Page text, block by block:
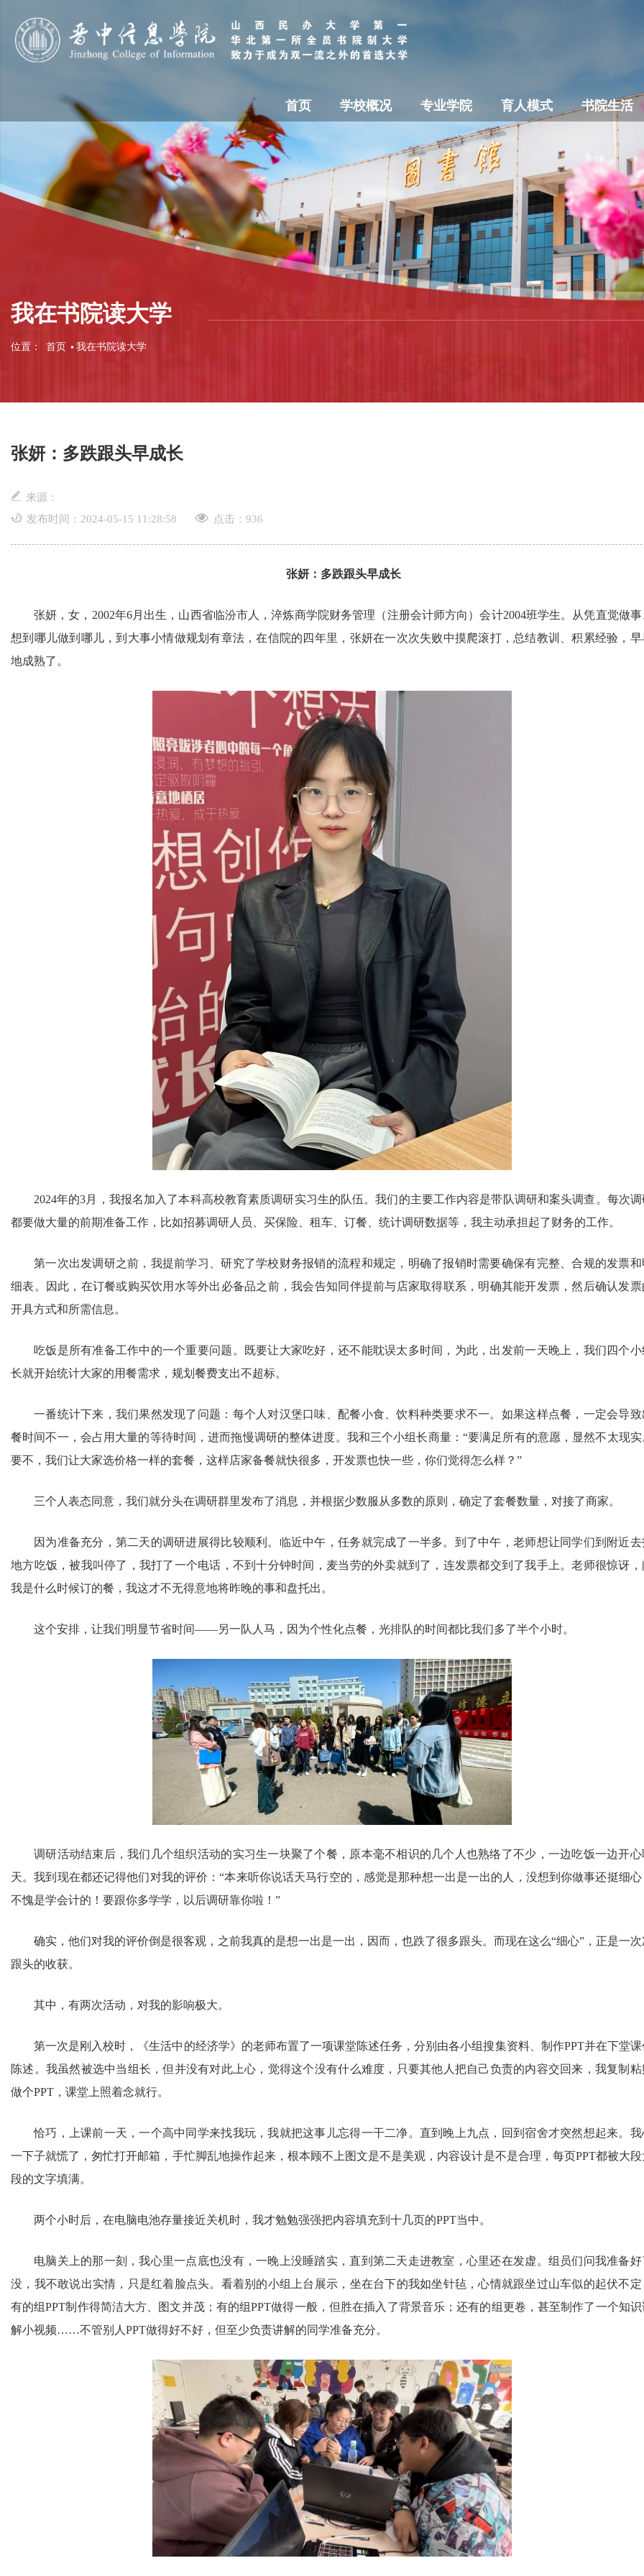
首页 学校概况 专业学院 育人模式 书院生活
我在书院读大学
位置： 首页 我在书院读大学
张妍：多跌跟头早成长
来源：
发布时间：2024-05-15 11:28:58
点击： 936
张妍：多跌跟头早成长
张妍，女， 2002年6月出生，山西省临汾市人，淬炼商学院财务管理（注册会计师方向）会计2004班学生。从凭直觉做事
想到哪儿做到哪儿，到大事小情做规划有章法，在信院的四年里，张妍在一次次失败中摸爬滚打，总结教训、积累经验，早
地成熟了。
2024年的3月，我报名加入了本科高校教育素质调研实习生的队伍。我们的主要工作内容是带队调研和案头调查。每次调
都要做大量的前期准备工作，比如招募调研人员、买保险、租车、订餐、统计调研数据等，我主动承担起了财务的工作。
第一次出发调研之前，我提前学习、研究了学校财务报销的流程和规定，明确了报销时需要确保有完整、合规的发票和
细表。因此，在订餐或购买饮用水等外出必备品之前，我会告知同伴提前与店家取得联系，明确其能开发票，然后确认发票
开具方式和所需信息。
吃饭是所有准备工作中的一个重要问题。既要让大家吃好，还不能耽误太多时间，为此，出发前一天晚上，我们四个小
长就开始统计大家的用餐需求，规划餐费支出不超标。
一番统计下来，我们果然发现了问题：每个人对汉堡口味、配餐小食、饮料种类要求不一。如果这样点餐，一定会导致
餐时间不一，会占用大量的等待时间，进而拖慢调研的整体进度。我和三个小组长商量： “要满足所有的意愿，显然不太现实
要不，我们让大家选价格一样的套餐，这样店家备餐就快很多，开发票也快一些，你们觉得怎么样？”
三个人表态同意，我们就分头在调研群里发布了消息，并根据少数服从多数的原则，确定了套餐数量，对接了商家。
因为准备充分，第二天的调研进展得比较顺利。临近中午，任务就完成了一半多。到了中午，老师想让同学们到附近去
地方吃饭，被我叫停了，我打了一个电话，不到十分钟时间，麦当劳的外卖就到了，连发票都交到了我手上。老师很惊讶，
我是什么时候订的餐，我这才不无得意地将昨晚的事和盘托出。
这个安排，让我们明显节省时间——另一队人马，因为个性化点餐，光排队的时间都比我们多了半个小时。
调研活动结束后，我们几个组织活动的实习生一块聚了个餐，原本毫不相识的几个人也熟络了不少，一边吃饭一边开心
天。我到现在都还记得他们对我的评价：“本来听你说话天马行空的，感觉是那种想一出是一出的人，没想到你做事还挺细心
不愧是学会计的！要跟你多学学，以后调研靠你啦！”
确实，他们对我的评价倒是很客观，之前我真的是想一出是一出，因而，也跌了很多跟头。而现在这么“细心”，正是一
跟头的收获。
其中，有两次活动，对我的影响极大。
第一次是刚入校时，《生活中的经济学》的老师布置了一项课堂陈述任务，分别由各小组搜集资料、制作PPT并在下堂
陈述。我虽然被选中当组长，但并没有对此上心，觉得这个没有什么难度，只要其他人把自己负责的内容交回来，我复制粘
做个PPT，课堂上照着念就行。
恰巧，上课前一天，一个高中同学来找我玩，我就把这事儿忘得一干二净。直到晚上九点，回到宿舍才突然想起来。我
一下子就慌了，匆忙打开邮箱，手忙脚乱地操作起来，根本顾不上图文是不是美观，内容设计是不是合理，每页PPT都被大
段的文字填满。
两个小时后，在电脑电池存量接近关机时，我才勉勉强强把内容填充到十几页的PPT当中。
电脑关上的那一刻，我心里一点底也没有，一晚上没睡踏实，直到第二天走进教室，心里还在发虚。组员们问我准备好
没，我不敢说出实情，只是红着脸点头。看着别的小组上台展示，坐在台下的我如坐针毡，心情就跟坐过山车似的起伏不定
有的组PPT制作得简洁大方、图文并茂；有的组PPT做得一般，但胜在插入了背景音乐；还有的组更卷，甚至制作了一个知识
解小视频……不管别人PPT做得好不好，但至少负责讲解的同学准备充分。